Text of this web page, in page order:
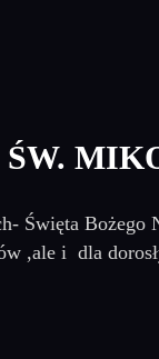
Święta
,ale i dla